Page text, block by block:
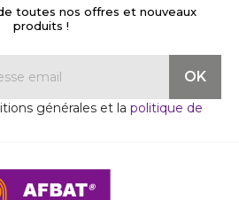
toutes nos offres et nouveaux
produits !
générales et la politique de